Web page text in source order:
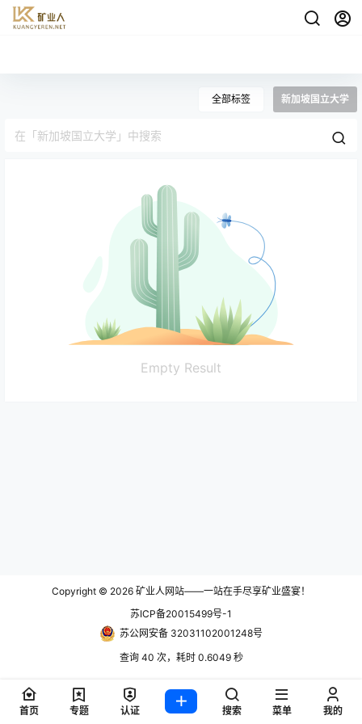
全部标签 新加坡国立大学
Empty Result
Copyright © 2026 矿业人网站——一站在手尽享矿业盛宴！
苏ICP备20015499号-1
苏公网安备 32031102001248号
查询 40 次，耗时 0.6049 秒
首页 专题 认证 搜索 菜单 我的